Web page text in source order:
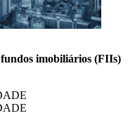
fundos imobiliários (FIIs)